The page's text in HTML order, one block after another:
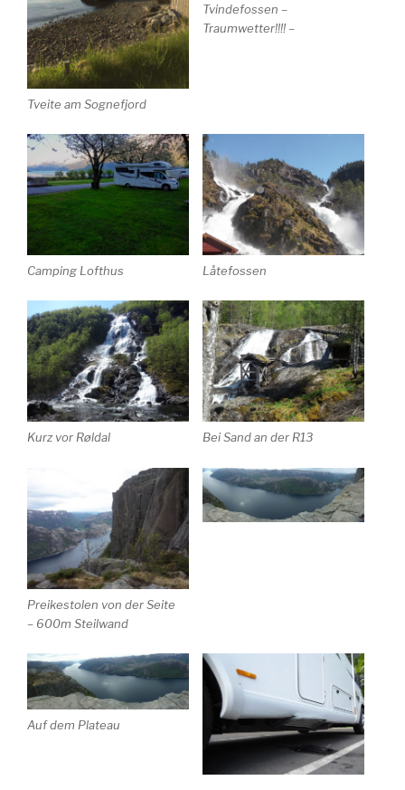
Tveite am Sognefjord
Tvindefossen –
Traumwetter!!!! –
Camping Lofthus Låtefossen
Kurz vor Røldal Bei Sand an der R13
Preikestolen von der Seite
– 600m Steilwand
Auf dem Plateau